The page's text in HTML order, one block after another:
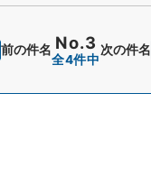
前の件名 No.3
全4件中
次の件名